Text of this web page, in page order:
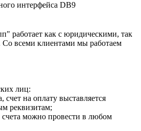
интерфейса DB9
работает как с юридическими, так
всеми клиентами мы работаем
лиц:
счет на оплату выставляется
реквизитам;
счета можно провести в любом